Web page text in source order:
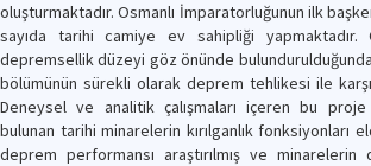
oluşturmaktadır. Osmanlı İmparatorluğunun ilk
sayıda tarihi camiye ev sahipliği yapmaktadır.
depremsellik düzeyi göz önünde
bölümünün sürekli olarak deprem tehlikesi ile karşı
Deneysel ve analitik çalışmaları içeren bu proje
bulunan tarihi minarelerin kırılganlık fonksiyonları
deprem performansı araştırılmış ve minarelerin